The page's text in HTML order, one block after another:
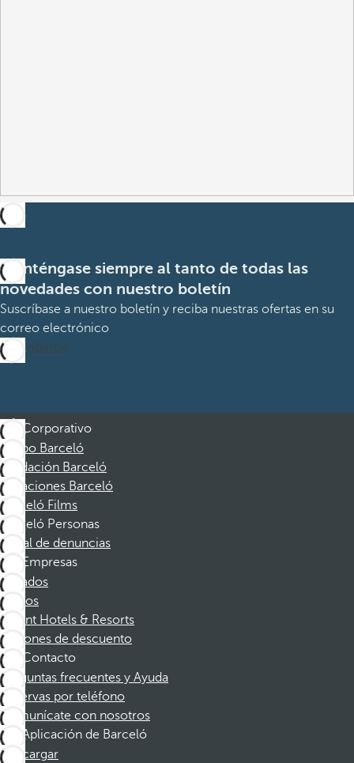
Manténgase siempre al tanto de todas las
novedades con nuestro boletín
Suscríbase a nuestro boletín y reciba nuestras ofertas en su
correo electrónico
Suscribirme
Corporativo
Grupo Barceló
Fundación Barceló
Vacaciones Barceló
Barceló Films
Barceló Personas
Canal de denuncias
Empresas
Afiliados
Socios
Dorint Hotels & Resorts
Cupones de descuento
Contacto
Preguntas frecuentes y Ayuda
Reservas por teléfono
Comunícate con nosotros
Aplicación de Barceló
Descargar